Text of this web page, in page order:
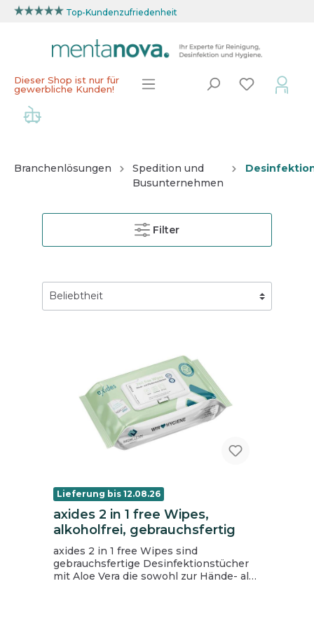
Top-Kundenzufriedenheit
Dieser Shop ist nur für
gewerbliche Kunden!
Branchenlösungen
Spedition und
Busunternehmen
Filter
Lieferung bis 12.08.26
axides 2 in 1 free Wipes,
alkoholfrei, gebrauchsfertig
axides 2 in 1 free Wipes sind
gebrauchsfertige Desinfektionstücher
mit Aloe Vera die sowohl zur Hände- als